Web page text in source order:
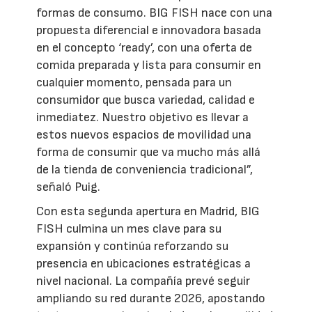
formas de consumo. BIG FISH nace con una
propuesta diferencial e innovadora basada
en el concepto ‘ready’, con una oferta de
comida preparada y lista para consumir en
cualquier momento, pensada para un
consumidor que busca variedad, calidad e
inmediatez. Nuestro objetivo es llevar a
estos nuevos espacios de movilidad una
forma de consumir que va mucho más allá
de la tienda de conveniencia tradicional”,
señaló Puig.
Con esta segunda apertura en Madrid, BIG
FISH culmina un mes clave para su
expansión y continúa reforzando su
presencia en ubicaciones estratégicas a
nivel nacional. La compañía prevé seguir
ampliando su red durante 2026, apostando